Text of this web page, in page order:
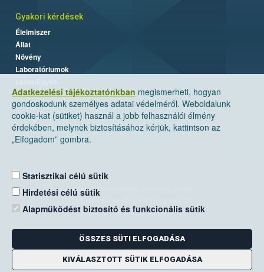
Adatkezelési tájékoztatónkban megismerheti, hogyan
gondoskodunk személyes adatai védelméről. Weboldalunk
cookie-kat (sütiket) használ a jobb felhasználói élmény
érdekében, melynek biztosításához kérjük, kattintson az
„Elfogadom” gombra.
Statisztikai célú sütik
Hirdetési célú sütik
Alapműködést biztosító és funkcionális sütik
ÖSSZES SÜTI ELFOGADÁSA
KIVÁLASZTOTT SÜTIK ELFOGADÁSA
Gyakori kérdések
Élelmiszer
Állat
Növény
Laboratóriumok
Nemzeti Élelmiszerlánc-biztonsági Hivatal
Levelezési cím: 1525 Budapest. Pf. 30.
E-mail:ugyfelszolgalat@nebih.gov.hu
Zöld szám: 06-80/263-244
Telefon: 06-1/ 336-9000